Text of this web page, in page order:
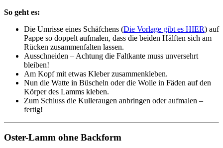
So geht es:
Die Umrisse eines Schäfchens (Die Vorlage gibt es HIER) auf
Pappe so doppelt aufmalen, dass die beiden Hälften sich am
Rücken zusammenfalten lassen.
Ausschneiden – Achtung die Faltkante muss unversehrt
bleiben!
Am Kopf mit etwas Kleber zusammenkleben.
Nun die Watte in Büscheln oder die Wolle in Fäden auf den
Körper des Lamms kleben.
Zum Schluss die Kulleraugen anbringen oder aufmalen –
fertig!
Oster-Lamm ohne Backform